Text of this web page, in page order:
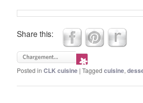
Share this:
Posted in CLK cuisine |Tagged cuisine,